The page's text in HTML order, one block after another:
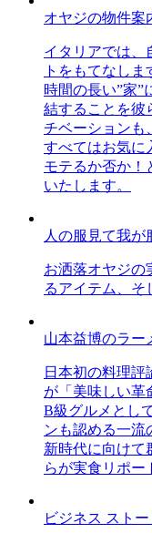
オヤジの物件案
イタリアでは、
トをもてなし
時間の長い”家”
結することを彼
チベーションも
すべてはお気に
モテるか否か！
いたします。
人の服見て我が
お洒落オヤジの
るアイテム、そ
山本益博のラー
日本初の料理
が「美味しい革
B級グルメとし
ンも認める一流
新時代に向けて
らが実食リポー
ビジネス スト